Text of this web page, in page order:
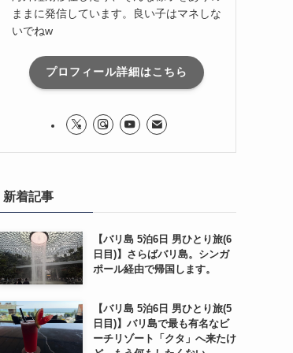
ままに発信しています。良い子はマネしな
いでねw
プロフィール詳細はこちら
新着記事
【バリ島 5泊6日 男ひとり旅(6
日目)】さらばバリ島。シンガ
ポール経由で帰国します。
【バリ島 5泊6日 男ひとり旅(5
日目)】バリ島で最も有名なビ
ーチリゾート「クタ」へ来たけ